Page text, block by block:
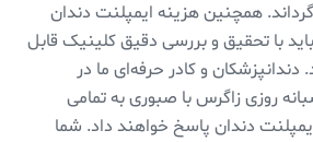
همچنین هزینه ایمپلنت دندان
با تحقیق و بررسی دقیق کلینیک قابل
دندانپزشکان و کادر حرفه‌ای ما در
روزی زاگرس با صبوری به تمامی
دندان پاسخ خواهند داد. شما